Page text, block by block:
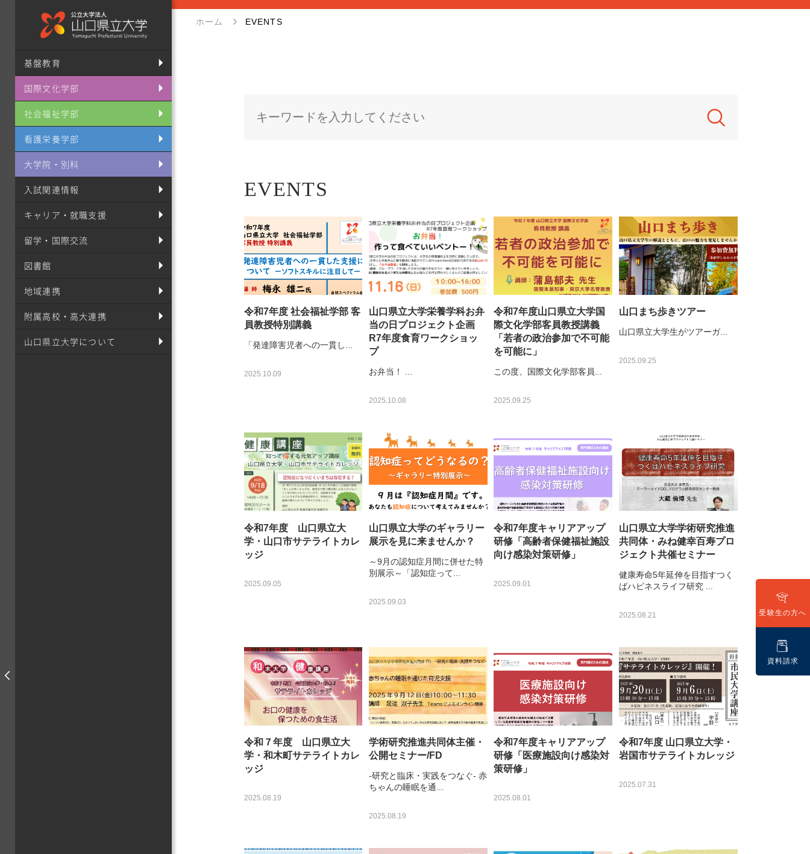
基盤教育
国際文化学部
社会福祉学部
看護栄養学部
大学院・別科
入試関連情報
キャリア・就職支援
留学・国際交流
図書館
地域連携
附属高校・高大連携
山口県立大学について
ホーム EVENTS
EVENTS
令和7年度 社会福祉学部 客
員教授特別講義
「発達障害児者への一貫し...
2025.10.09
山口県立大学栄養学科お弁
当の日プロジェクト企画
R7年度食育ワークショッ
プ
お弁当！ ...
2025.10.08
令和7年度山口県立大学国
際文化学部客員教授講義
「若者の政治参加で不可能
を可能に」
この度、国際文化学部客員...
2025.09.25
山口まち歩きツアー
山口県立大学生がツアーガ...
2025.09.25
令和7年度 山口県立大
学・山口市サテライトカレ
ッジ
2025.09.05
山口県立大学のギャラリー
展示を見に来ませんか？
～9月の認知症月間に併せた特
別展示～「認知症って...
2025.09.03
令和7年度キャリアアップ
研修「高齢者保健福祉施設
向け感染対策研修」
2025.09.01
山口県立大学学術研究推進
共同体・みね健幸百寿プロ
ジェクト共催セミナー
健康寿命5年延伸を目指すつく
ばハピネスライフ研究 ...
2025.08.21
令和７年度 山口県立大
学・和木町サテライトカレ
ッジ
2025.08.19
学術研究推進共同体主催・
公開セミナー/FD
-研究と臨床・実践をつなぐ- 赤
ちゃんの睡眠を通...
2025.08.19
令和7年度キャリアアップ
研修「医療施設向け感染対
策研修」
2025.08.01
令和7年度 山口県立大学・
岩国市サテライトカレッジ
2025.07.31
受験生の方へ
資料請求